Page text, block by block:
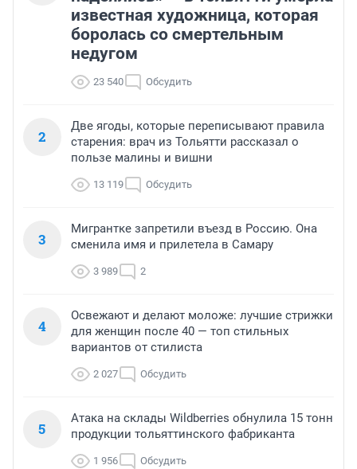
известная художница, которая
боролась со смертельным
недугом
23 540 Обсудить
2
Две ягоды, которые переписывают правила
старения: врач из Тольятти рассказал о
пользе малины и вишни
13 119 Обсудить
3
Мигрантке запретили въезд в Россию. Она
сменила имя и прилетела в Самару
3 989 2
4
Освежают и делают моложе: лучшие стрижки
для женщин после 40 — топ стильных
вариантов от стилиста
2 027 Обсудить
5
Атака на склады Wildberries обнулила 15 тонн
продукции тольяттинского фабриканта
1 956 Обсудить